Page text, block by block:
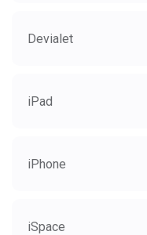
Devialet
iPad
iPhone
iSpace